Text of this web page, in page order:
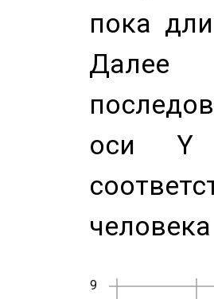
пока
Далее
оси Y